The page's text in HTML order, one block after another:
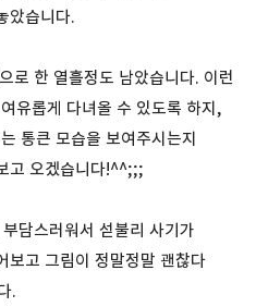
았습니다.
로 한 열흘정도 남았습니다. 이런
유롭게 다녀올 수 있도록 하지,
통큰 모습을 보여주시는지
고 오겠습니다!^^;;;
담스러워서 섣불리 사기가
보고 그림이 정말정말 괜찮다
.